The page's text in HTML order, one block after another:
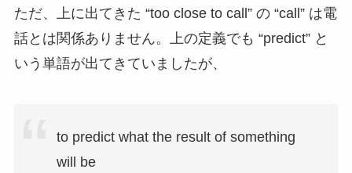
ただ、上に出てきた “too close to call” の “call” は電
話とは関係ありません。上の定義でも “predict” と
いう単語が出てきていましたが、
to predict what the result of something
will be